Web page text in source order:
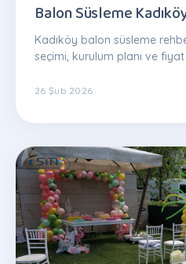
Balon Süsleme
Kadıköy balon süsleme
seçimi, kurulum planı ve
26 Şub 2026